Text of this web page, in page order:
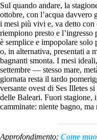
Sul quando andare, la
ottobre, con l’acqua
i mesi più vivi e, va detto
riempiono presto e
è semplice e impopolare
o, in alternativa, presentati a
bagnanti smonta. I mesi
settembre — stesso mare,
giornata resta il tardo
versante ovest di Ses Illetes
delle Baleari. Fuori stagione,
camminate: niente bagno, ma
Approfondimento: Come